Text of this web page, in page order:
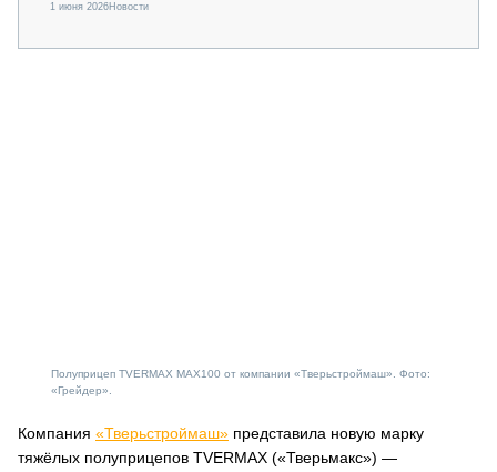
1 июня 2026Новости
Полуприцеп TVERMAX MAX100 от компании «Тверьстроймаш». Фото:
«Грейдер».
Компания «Тверьстроймаш» представила новую марку
тяжёлых полуприцепов TVERMAX («Тверьмакс») —